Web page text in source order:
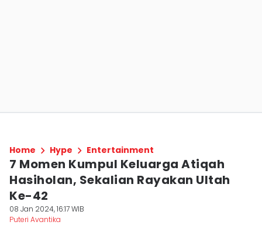
Home Hype Entertainment
7 Momen Kumpul Keluarga Atiqah
Hasiholan, Sekalian Rayakan Ultah
Ke-42
08 Jan 2024, 16:17 WIB
Puteri Avantika